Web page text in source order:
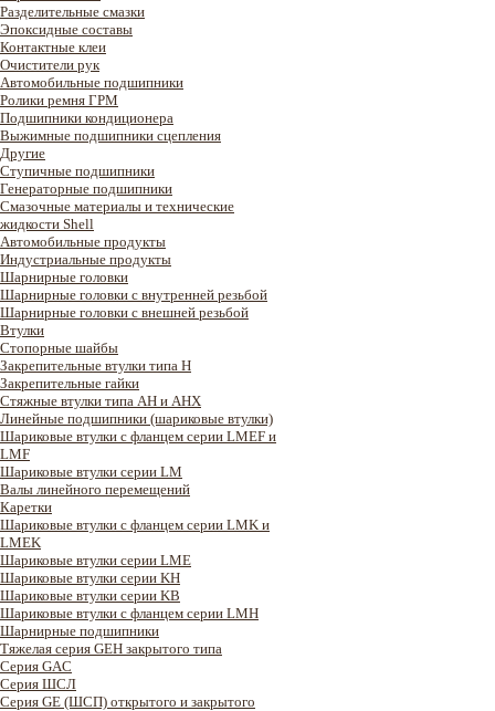
Разделительные смазки
Эпоксидные составы
Контактные клеи
Очистители рук
Автомобильные подшипники
Ролики ремня ГРМ
Подшипники кондиционера
Выжимные подшипники сцепления
Другие
Ступичные подшипники
Генераторные подшипники
Смазочные материалы и технические
жидкости Shell
Автомобильные продукты
Индустриальные продукты
Шарнирные головки
Шарнирные головки с внутренней резьбой
Шарнирные головки с внешней резьбой
Втулки
Стопорные шайбы
Закрепительные втулки типа H
Закрепительные гайки
Стяжные втулки типа AH и AHX
Линейные подшипники (шариковые втулки)
Шариковые втулки с фланцем серии LMEF и
LMF
Шариковые втулки серии LM
Валы линейного перемещений
Каретки
Шариковые втулки с фланцем серии LMK и
LMEK
Шариковые втулки серии LME
Шариковые втулки серии KH
Шариковые втулки серии KB
Шариковые втулки с фланцем серии LMH
Шарнирные подшипники
Тяжелая серия GEH закрытого типа
Серия GAC
Cерия ШСЛ
Серия GE (ШСП) открытого и закрытого